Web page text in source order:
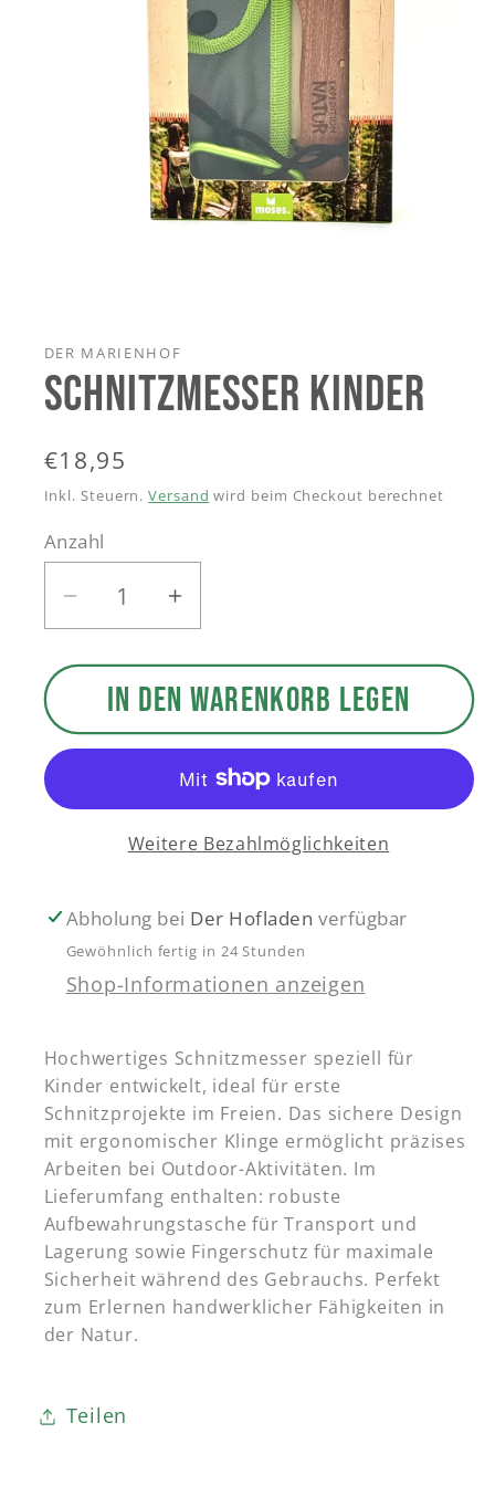
öffnen
DER MARIENHOF
SCHNITZMESSER KINDER
Normaler
Preis
€18,95
Inkl. Steuern.Versand wird beim Checkout berechnet
Anzahl
Verringere
die
Menge
Schnitzmesser
Kinder
Erhöhe
die
Menge
für
Schnitzmesser
Kinder
IN DEN WARENKORB LEGEN
Weitere Bezahlmöglichkeiten
Abholung bei Der Hofladen verfügbar
Gewöhnlich fertig in 24 Stunden
Shop-Informationen anzeigen
Hochwertiges Schnitzmesser speziell für
Kinder entwickelt, ideal für erste
Schnitzprojekte im Freien. Das sichere Design
mit ergonomischer Klinge ermöglicht präzises
Arbeiten bei Outdoor-Aktivitäten. Im
Lieferumfang enthalten: robuste
Aufbewahrungstasche für Transport und
Lagerung sowie Fingerschutz für maximale
Sicherheit während des Gebrauchs. Perfekt
zum Erlernen handwerklicher Fähigkeiten in
der Natur.
Teilen